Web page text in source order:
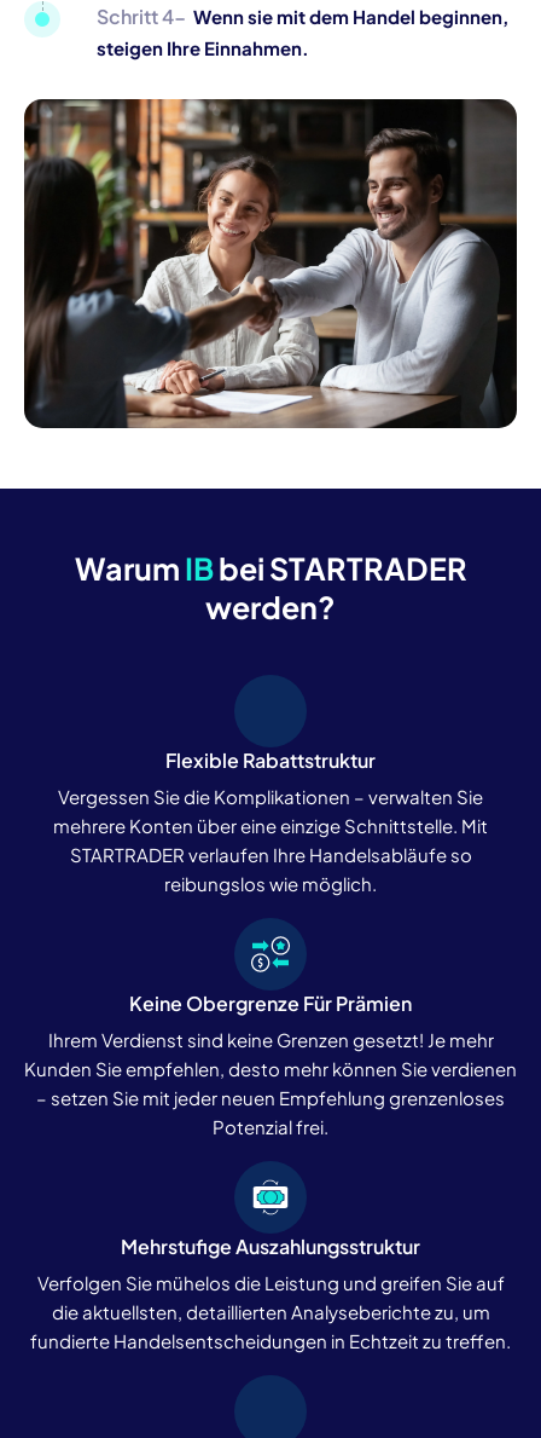
Schritt 4- Wenn sie mit dem Handel beginnen,
steigen Ihre Einnahmen.
WarumIBbei STARTRADER
werden?
Flexible Rabattstruktur
Vergessen Sie die Komplikationen – verwalten Sie
mehrere Konten über eine einzige Schnittstelle. Mit
STARTRADER verlaufen Ihre Handelsabläufe so
reibungslos wie möglich.
Keine Obergrenze Für Prämien
Ihrem Verdienst sind keine Grenzen gesetzt! Je mehr
Kunden Sie empfehlen, desto mehr können Sie verdienen
– setzen Sie mit jeder neuen Empfehlung grenzenloses
Potenzial frei.
Mehrstufige Auszahlungsstruktur
Verfolgen Sie mühelos die Leistung und greifen Sie auf
die aktuellsten, detaillierten Analyseberichte zu, um
fundierte Handelsentscheidungen in Echtzeit zu treffen.